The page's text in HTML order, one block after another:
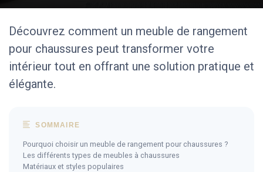
Découvrez comment un meuble de rangement
pour chaussures peut transformer votre
intérieur tout en offrant une solution pratique et
élégante.
SOMMAIRE
Pourquoi choisir un meuble de rangement pour chaussures ?
Les différents types de meubles à chaussures
Matériaux et styles populaires